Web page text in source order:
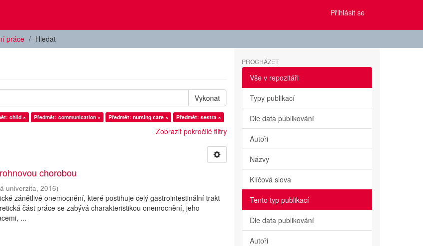
Přihlásit se
práce Hledat
Vykonat
child × Předmět: communication × Předmět: nursing care × Předmět: sestra ×
Zobrazit pokročilé filtry
chorobou
univerzita,2016)
zánětlivé onemocnění, které postihuje celý gastrointestinální trakt
část práce se zabývá charakteristikou onemocnění, jeho
...
PROCHÁZET
Vše v repozitáři
Typy publikací
Dle data publikování
Autoři
Názvy
Klíčová slova
Tento typ publikací
Dle data publikování
Autoři